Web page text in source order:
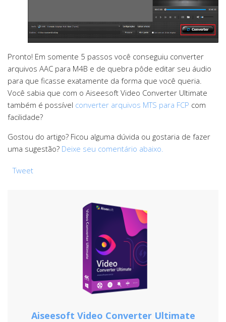
Pronto! Em somente 5 passos você conseguiu converter
arquivos AAC para M4B e de quebra pôde editar seu áudio
para que ficasse exatamente da forma que você queria.
Você sabia que com o Aiseesoft Video Converter Ultimate
também é possível converter arquivos MTS para FCP com
facilidade?
Gostou do artigo? Ficou alguma dúvida ou gostaria de fazer
uma sugestão? Deixe seu comentário abaixo.
Tweet
Aiseesoft Video Converter Ultimate